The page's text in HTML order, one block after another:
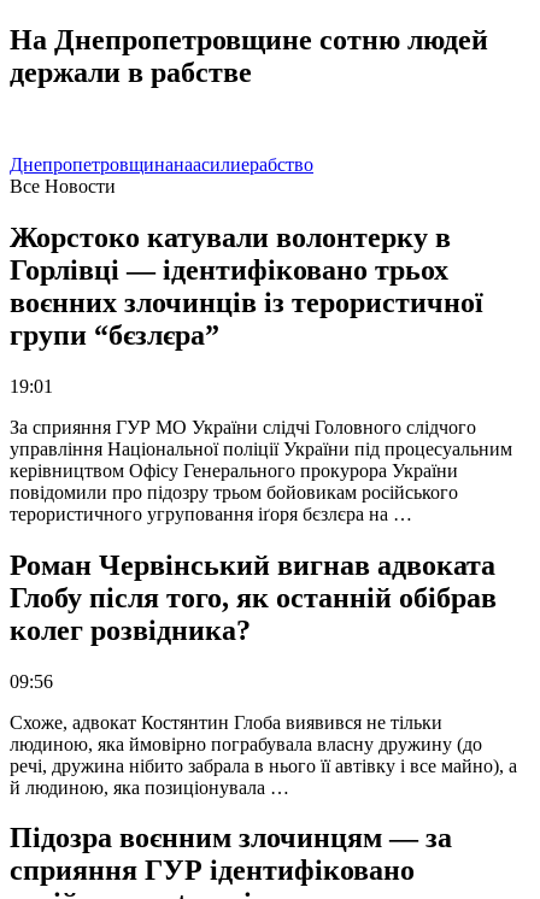
На Днепропетровщине сотню людей
держали в рабстве
Днепропетровщинанаасилиерабство
Все Новости
Жорстоко катували волонтерку в
Горлівці — ідентифіковано трьох
воєнних злочинців із терористичної
групи “бєзлєра”
19:01
За сприяння ГУР МО України слідчі Головного слідчого
управління Національної поліції України під процесуальним
керівництвом Офісу Генерального прокурора України
повідомили про підозру трьом бойовикам російського
терористичного угруповання іґоря бєзлєра на …
Роман Червінський вигнав адвоката
Глобу після того, як останній обібрав
колег розвідника?
09:56
Схоже, адвокат Костянтин Глоба виявився не тільки
людиною, яка ймовірно пограбувала власну дружину (до
речі, дружина нібито забрала в нього її автівку і все майно), а
й людиною, яка позиціонувала …
Підозра воєнним злочинцям — за
сприяння ГУР ідентифіковано